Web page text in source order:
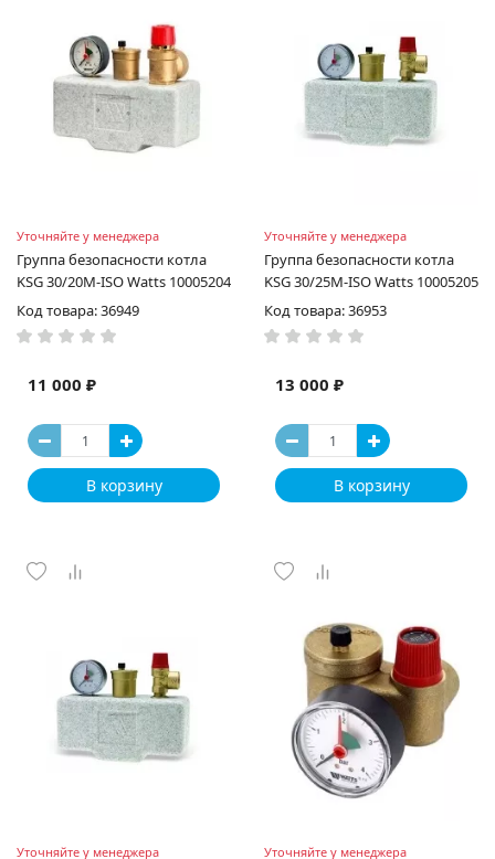
Уточняйте у менеджера
Группа безопасности котла
KSG 30/20M-ISO Watts 10005204
Код товара: 36949
11 000 ₽
В корзину
Уточняйте у менеджера
Группа безопасности котла
KSG 30/25M-ISO Watts 10005205
Код товара: 36953
13 000 ₽
В корзину
Уточняйте у менеджера Уточняйте у менеджера